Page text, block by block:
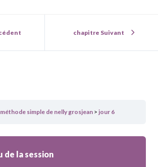
chapitre Suivant
simple de nelly grosjean jour 6
de la session